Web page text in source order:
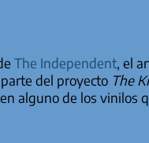
The Independent, el
del proyecto The
alguno de los vinilos